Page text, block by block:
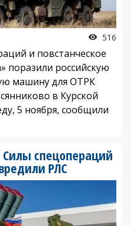
516
и повстанческое
поразили российскую
машину для ОТРК
в Курской
5 ноября, сообщили
Силы спецопераций
РЛС